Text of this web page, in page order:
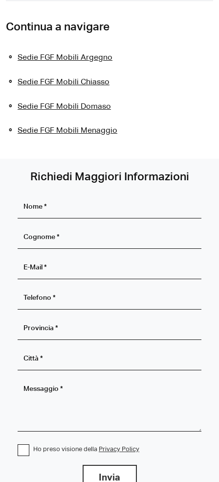
Continua a navigare
Sedie FGF Mobili Argegno
Sedie FGF Mobili Chiasso
Sedie FGF Mobili Domaso
Sedie FGF Mobili Menaggio
Richiedi Maggiori Informazioni
Ho preso visione della Privacy Policy
Invia